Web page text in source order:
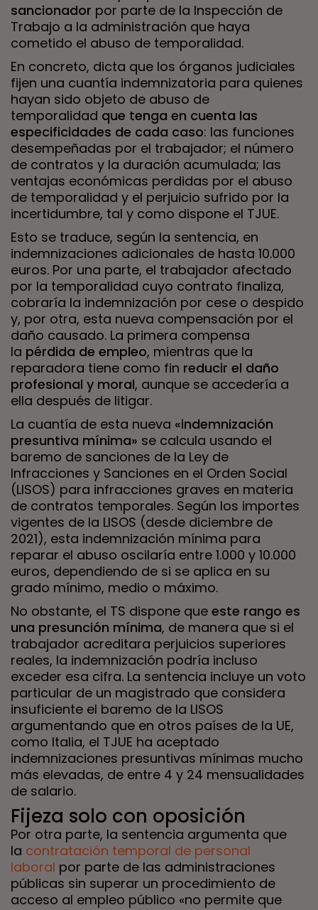
sancionador por parte de la Inspección de
Trabajo a la administración que haya
cometido el abuso de temporalidad.
En concreto, dicta que los órganos judiciales
fijen una cuantía indemnizatoria para quienes
hayan sido objeto de abuso de
temporalidad que tenga en cuenta las
especificidades de cada caso: las funciones
desempeñadas por el trabajador; el número
de contratos y la duración acumulada; las
ventajas económicas perdidas por el abuso
de temporalidad y el perjuicio sufrido por la
incertidumbre, tal y como dispone el TJUE.
Esto se traduce, según la sentencia, en
indemnizaciones adicionales de hasta 10.000
euros. Por una parte, el trabajador afectado
por la temporalidad cuyo contrato finaliza,
cobraría la indemnización por cese o despido
y, por otra, esta nueva compensación por el
daño causado. La primera compensa
la pérdida de empleo, mientras que la
reparadora tiene como fin reducir el daño
profesional y moral, aunque se accedería a
ella después de litigar.
La cuantía de esta nueva «indemnización
presuntiva mínima» se calcula usando el
baremo de sanciones de la Ley de
Infracciones y Sanciones en el Orden Social
(LISOS) para infracciones graves en materia
de contratos temporales. Según los importes
vigentes de la LISOS (desde diciembre de
2021), esta indemnización mínima para
reparar el abuso oscilaría entre 1.000 y 10.000
euros, dependiendo de si se aplica en su
grado mínimo, medio o máximo.
No obstante, el TS dispone que este rango es
una presunción mínima, de manera que si el
trabajador acreditara perjuicios superiores
reales, la indemnización podría incluso
exceder esa cifra. La sentencia incluye un voto
particular de un magistrado que considera
insuficiente el baremo de la LISOS
argumentando que en otros países de la UE,
como Italia, el TJUE ha aceptado
indemnizaciones presuntivas mínimas mucho
más elevadas, de entre 4 y 24 mensualidades
de salario.
Fijeza solo con oposición
Por otra parte, la sentencia argumenta que
la contratación temporal de personal
laboral por parte de las administraciones
públicas sin superar un procedimiento de
acceso al empleo público «no permite que